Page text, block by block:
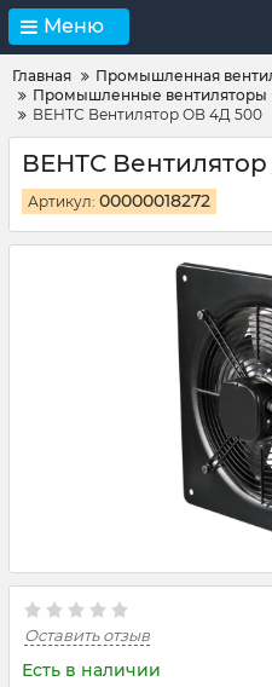
Меню
Главная
Промышленная
Промышленные вентиляторы
ВЕНТС Вентилятор ОВ 4Д 500
ВЕНТС
Артикул: 00000018272
Оставить отзыв
Есть в наличии